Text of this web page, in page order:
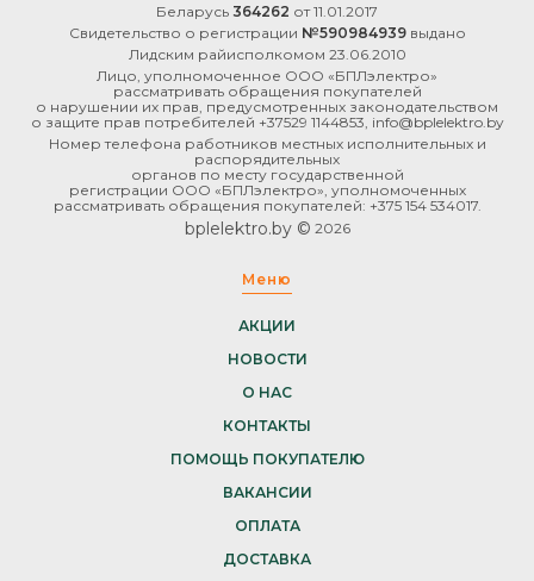
Беларусь 364262 от 11.01.2017
Свидетельство о регистрации №590984939выдано
Лидским райисполкомом 23.06.2010
Лицо, уполномоченное ООО «БПЛэлектро»
рассматривать обращения покупателей
о нарушении их прав, предусмотренных законодательством
о защите прав потребителей +37529 1144853, info@bplelektro.by
Номер телефона работников местных исполнительных и
распорядительных
органов по месту государственной
регистрации ООО «БПЛэлектро», уполномоченных
рассматривать обращения покупателей: +375 154 534017.
bplelektro.by © 2026
Меню
АКЦИИ
НОВОСТИ
О НАС
КОНТАКТЫ
ПОМОЩЬ ПОКУПАТЕЛЮ
ВАКАНСИИ
ОПЛАТА
ДОСТАВКА